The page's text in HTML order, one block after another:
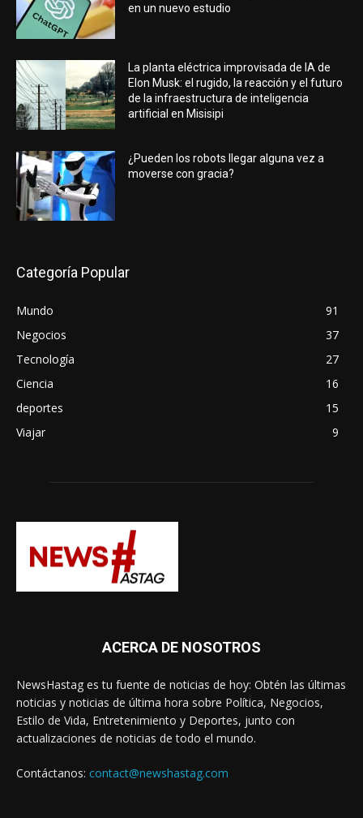
en un nuevo estudio
La planta eléctrica improvisada de IA de
Elon Musk: el rugido, la reacción y el futuro
de la infraestructura de inteligencia
artificial en Misisipi
¿Pueden los robots llegar alguna vez a
moverse con gracia?
Categoría Popular
Mundo
91
Negocios
37
Tecnología
27
Ciencia
16
deportes
15
Viajar
9
ACERCA DE NOSOTROS
NewsHastag es tu fuente de noticias de hoy: Obtén las últimas
noticias y noticias de última hora sobre Política, Negocios,
Estilo de Vida, Entretenimiento y Deportes, junto con
actualizaciones de noticias de todo el mundo.
Contáctanos: contact@newshastag.com